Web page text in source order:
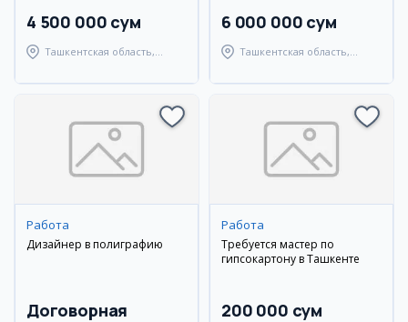
4 500 000 сум
Ташкентская область,
6 000 000 сум
Ташкентская область,
Работа
Дизайнер в полиграфию
Договорная
Работа
Требуется мастер по
гипсокартону в Ташкенте
200 000 сум